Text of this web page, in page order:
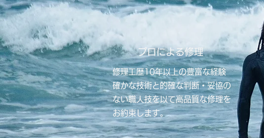
プロによる修理
修理工歴10年以上の豊富な経験
​確かな技術と的確な判断・妥協の
ない職人技を以て高品質な修理を
お約束します。